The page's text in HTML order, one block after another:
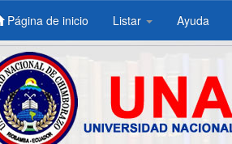
Página de inicio Listar Ayuda